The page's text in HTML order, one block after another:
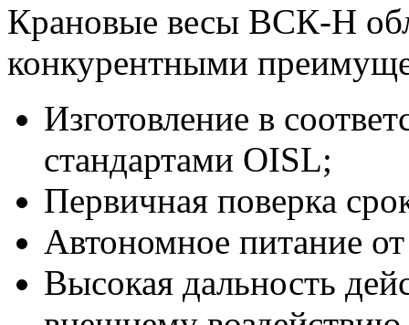
Крановые весы ВСК-Н
конкурентными
Изготовление в
стандартами OISL;
Первичная поверка
Автономное питание
Высокая дальность